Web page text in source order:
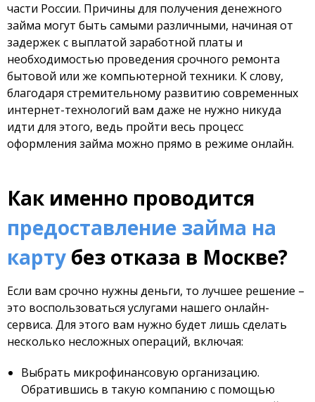
части России. Причины для получения денежного
займа могут быть самыми различными, начиная от
задержек с выплатой заработной платы и
необходимостью проведения срочного ремонта
бытовой или же компьютерной техники. К слову,
благодаря стремительному развитию современных
интернет-технологий вам даже не нужно никуда
идти для этого, ведь пройти весь процесс
оформления займа можно прямо в режиме онлайн.
Как именно проводится
предоставление займа на
карту без отказа в Москве?
Если вам срочно нужны деньги, то лучшее решение –
это воспользоваться услугами нашего онлайн-
сервиса. Для этого вам нужно будет лишь сделать
несколько несложных операций, включая:
Выбрать микрофинансовую организацию.
Обратившись в такую компанию с помощью